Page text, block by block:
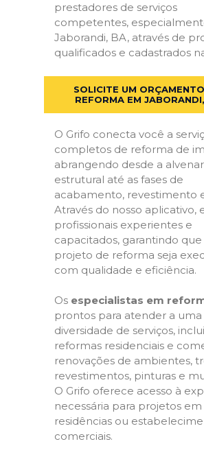
prestadores de serviços
competentes,
Jaborandi, BA, através de
qualificados e cadastrados
SOLICITE UM
REFORMA EM
O Grifo conecta você a
completos de reforma de
abrangendo desde a
estrutural até as fases de
acabamento, revestimento
Através do nosso aplicativo,
profissionais experientes e
capacitados, garantindo que
projeto de reforma seja
com qualidade e eficiência.
Os especialistas em
prontos para atender a uma
diversidade de serviços,
reformas residenciais e
renovações de ambientes,
revestimentos, pinturas e
O Grifo oferece acesso à
necessária para projetos em
residências ou
comerciais.